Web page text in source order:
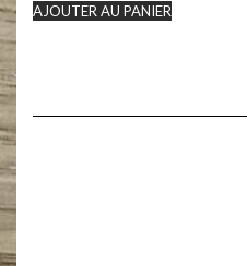
AJOUTER AU PANIER